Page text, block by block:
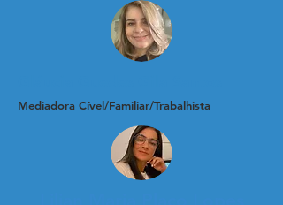
Mediadora Cível/Familiar/Trabalhista